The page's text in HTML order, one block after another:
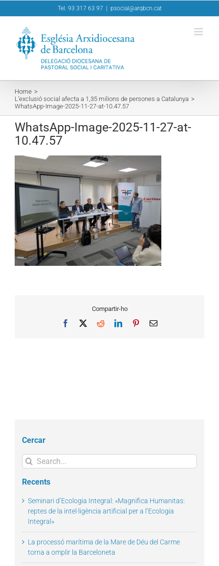
to
Tel. 93 317 63 97 psocial@arqbcn.cat
Home
L’exclusió social afecta a 1,35 milions de persones a Catalunya
WhatsApp-Image-2025-11-27-at-10.47.57
WhatsApp-Image-2025-11-27-at-
10.47.57
Compartir-ho
Facebook RedditLinkedInPinterestEmail
Cercar
Search
for:
Recents
Seminari d’Ecologia Integral: «Magnifica Humanitas:
reptes de la intel·ligència artificial per a l’Ecologia
Integral»
La processó marítima de la Mare de Déu del Carme
torna a omplir la Barceloneta